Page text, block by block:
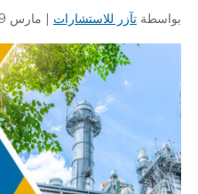
بواسطةتآزر للاستشارات | مارس 19, 2025